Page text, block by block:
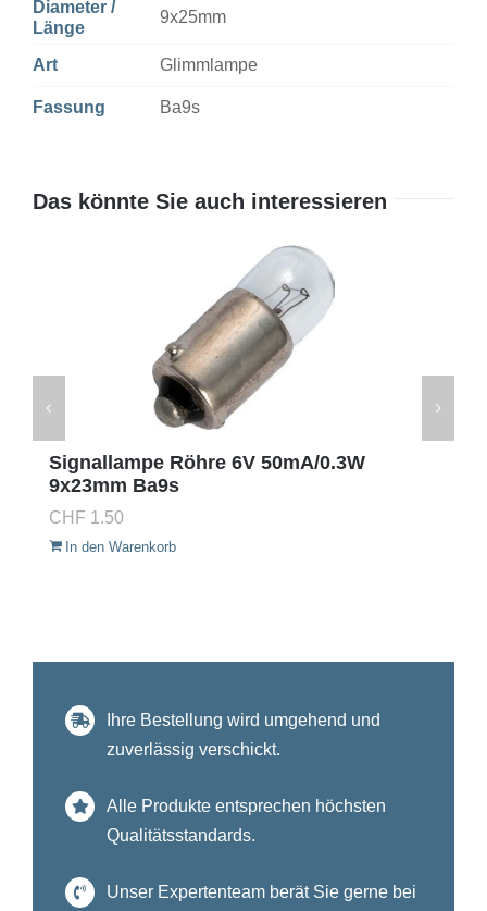
Diameter /
Länge
9x25mm
Art Glimmlampe
Fassung Ba9s
Das könnte Sie auch interessieren
Signallampe Röhre 6V 50mA/0.3W
9x23mm Ba9s
CHF 1.50
In den Warenkorb
Ihre Bestellung wird umgehend und
zuverlässig verschickt.
Alle Produkte entsprechen höchsten
Qualitätsstandards.
Unser Expertenteam berät Sie gerne bei